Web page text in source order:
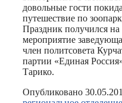
довольные гости
путешествие по
Праздник получился
мероприятие
член политсовета
партии «Единая
Тарико.
Опубликовано